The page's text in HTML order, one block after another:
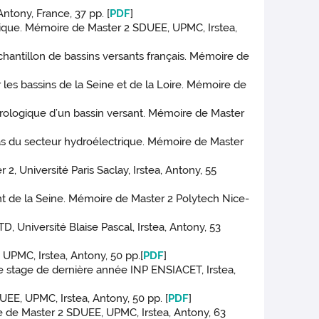
France, 37 pp. [PDF]
Mémoire de Master 2 SDUEE, UPMC, Irstea,
de bassins versants français. Mémoire de
bassins de la Seine et de la Loire. Mémoire de
d’un bassin versant. Mémoire de Master
du secteur hydroélectrique. Mémoire de Master
Université Paris Saclay, Irstea, Antony, 55
de la Seine. Mémoire de Master 2 Polytech Nice-
Université Blaise Pascal, Irstea, Antony, 53
Irstea, Antony, 50 pp.[PDF]
de dernière année INP ENSIACET, Irstea,
UPMC, Irstea, Antony, 50 pp. [PDF]
Master 2 SDUEE, UPMC, Irstea, Antony, 63